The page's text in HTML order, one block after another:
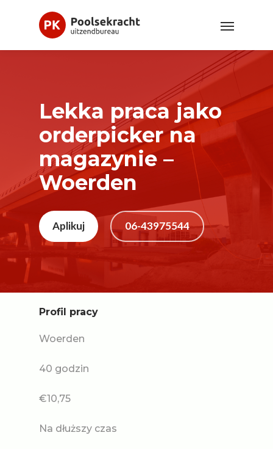
Lekka praca jako
orderpicker na
magazynie –
Woerden
Aplikuj 06-43975544
Profil pracy
Woerden
40 godzin
€10,75
Na dłuższy czas